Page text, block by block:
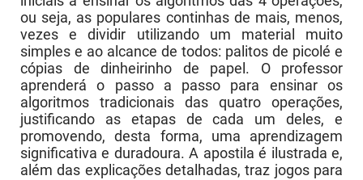
ou seja, as populares continhas de mais, menos,
vezes e dividir utilizando um material muito
simples e ao alcance de todos: palitos de picolé e
cópias de dinheirinho de papel. O professor
aprenderá o passo a passo para ensinar os
algoritmos tradicionais das quatro operações,
justificando as etapas de cada um deles, e
promovendo, desta forma, uma aprendizagem
significativa e duradoura. A apostila é ilustrada e,
além das explicações detalhadas, traz jogos para